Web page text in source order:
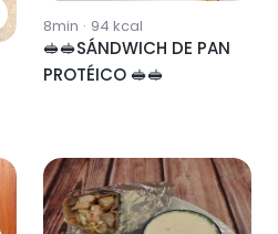
8min · 94 kcal
🥪🥪SÁNDWICH DE PAN
PROTÉICO 🥪🥪